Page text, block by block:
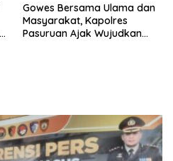
Gowes Bersama Ulama dan
Masyarakat, Kapolres
Pasuruan Ajak Wujudkan